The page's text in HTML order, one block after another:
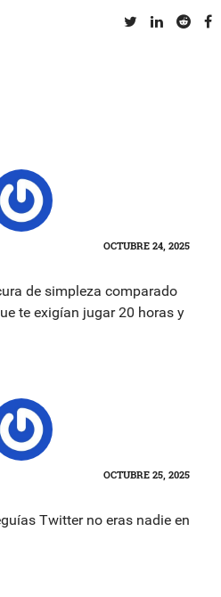
OCTUBRE 24, 2025
de simpleza comparado
te exigían jugar 20 horas y
OCTUBRE 25, 2025
Twitter no eras nadie en